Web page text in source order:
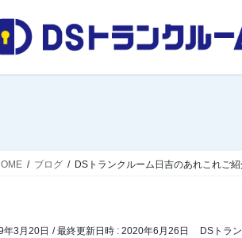
ブログ DSトランクルーム日吉のあれこれご
年3月20日 / 最終更新日時 : 2020年6月26日 DSトラ